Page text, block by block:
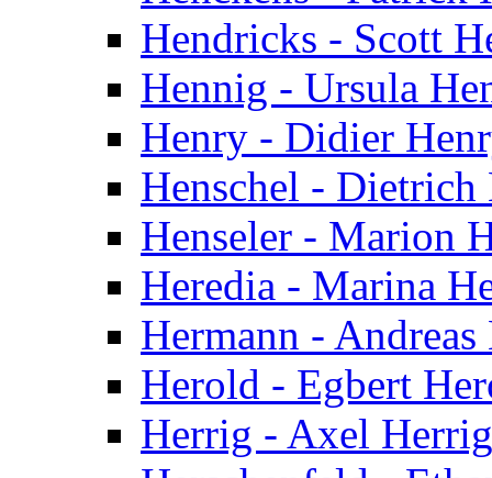
Hendricks - Scott
Hennig - Ursula
Henry - Didier
Henschel - Dietrich
Henseler - Marion
Heredia - Marina
Hermann - Andreas
Herold - Egbert
Herrig - Axel Herrig